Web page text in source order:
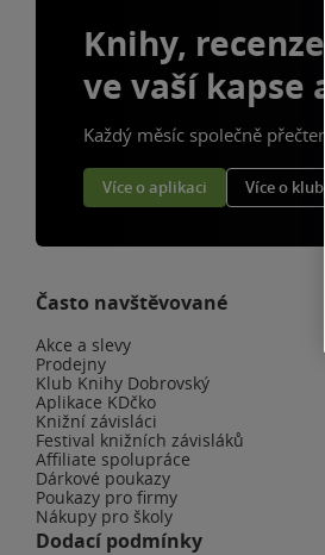
Knihy,
ve vaší kapse
Každý měsíc společně
Více o aplikaci Více o klubu
Často navštěvované
Akce a slevy
Prodejny
Klub Knihy Dobrovský
Aplikace KDčko
Knižní závisláci
Festival knižních závisláků
Affiliate spolupráce
Dárkové poukazy
Poukazy pro firmy
Nákupy pro školy
Dodací podmínky